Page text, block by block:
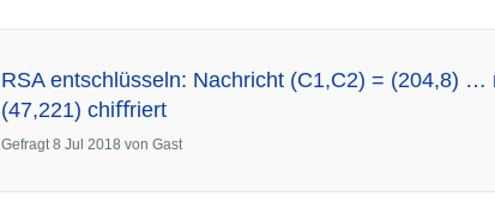
RSA entschlüsseln: Nachricht (C1,C2) = (204,8)
(47,221) chiﬀriert
Gefragt 8 Jul 2018 von Gast